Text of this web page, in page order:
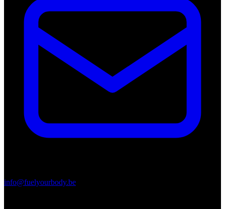
info@fuelyourbody.be